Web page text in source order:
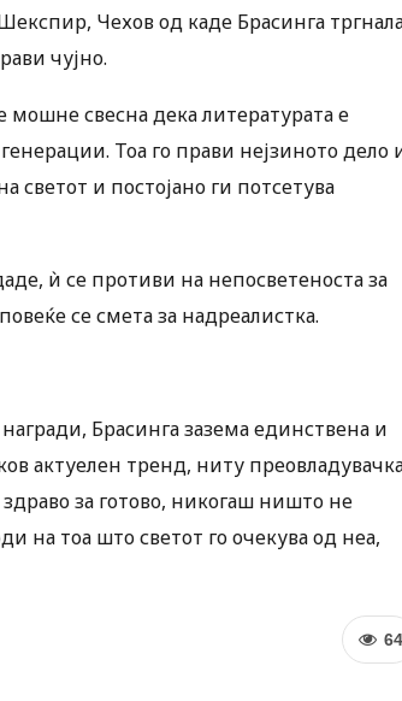
Чехов од каде Брасинга
чујно.
мошне свесна дека литературата е
Тоа го прави нејзиното дело
светот и постојано ги потсетува
ѝ се противи на непосветеноста за
се смета за надреалистка.
Брасинга зазема единствена и
актуелен тренд, ниту
за готово, никогаш ништо не
на тоа што светот го очекува од неа,
64